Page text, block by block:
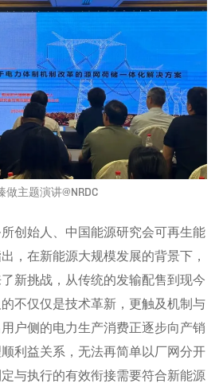
做主题演讲@NRDC
创始人、中国能源研究会可再生能
，在新能源大规模发展的背景下，
新挑战，从传统的发输配售到现今
不仅仅是技术革新，更触及机制与
户侧的电力生产消费正逐步向产销
利益关系，无法再简单以厂网分开
与执行的有效衔接需要符合新能源